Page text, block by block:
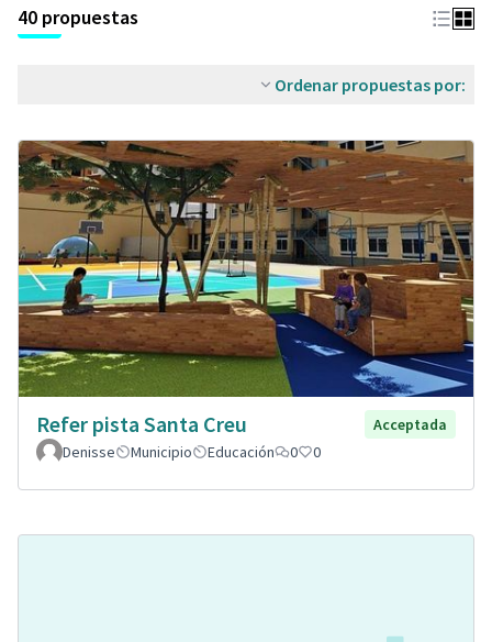
40 propuestas
Ordenar propuestas por:
Refer pista Santa Creu
Acceptada
Denisse
Municipio Educación 0 0